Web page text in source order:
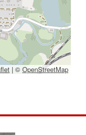
| © OpenStreetMap